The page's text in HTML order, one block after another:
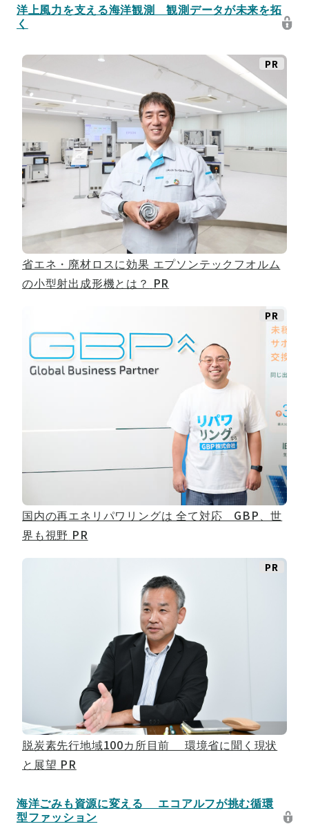
洋上風力を支える海洋観測 観測データが未来を拓
く
PR
省エネ・廃材ロスに効果 エプソンテックフオルム
の小型射出成形機とは？ PR
PR
国内の再エネリパワリングは 全て対応 GBP、世
界も視野 PR
PR
脱炭素先行地域100カ所目前 環境省に聞く現状
と展望 PR
海洋ごみも資源に変える エコアルフが挑む循環
型ファッション